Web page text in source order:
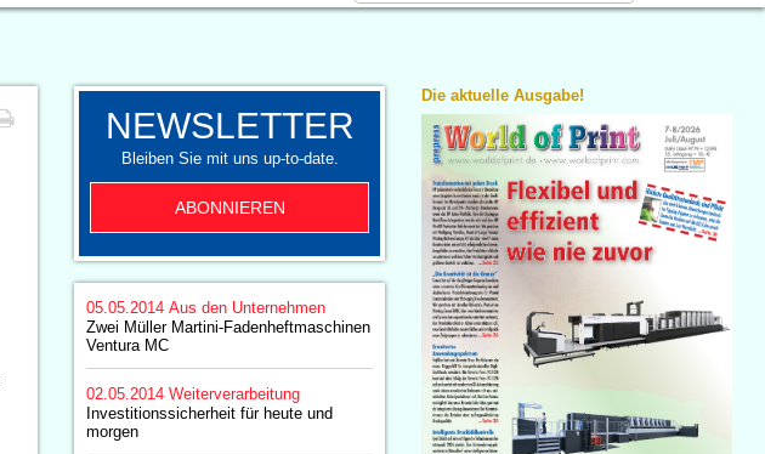
NEWSLETTER
Bleiben Sie mit uns up-to-date.
ABONNIEREN
05.05.2014 Aus den Unternehmen
Zwei Müller Martini-Fadenheftmaschinen
Ventura MC
02.05.2014 Weiterverarbeitung
Investitionssicherheit für heute und
morgen
Die aktuelle Ausgabe!